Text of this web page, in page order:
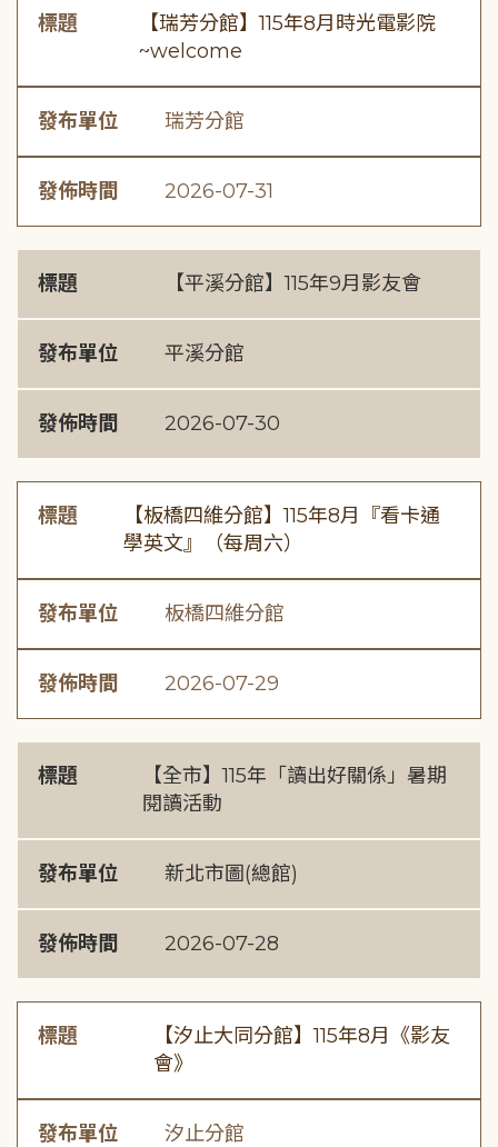
標題
【瑞芳分館】115年8月時光電影院
~welcome
發布單位 瑞芳分館
發佈時間 2026-07-31
標題 【平溪分館】115年9月影友會
發布單位 平溪分館
發佈時間 2026-07-30
標題
【板橋四維分館】115年8月『看卡通
學英文』（每周六）
發布單位 板橋四維分館
發佈時間 2026-07-29
標題
【全市】115年「讀出好關係」暑期
閱讀活動
發布單位 新北市圖(總館)
發佈時間 2026-07-28
標題
【汐止大同分館】115年8月《影友
會》
發布單位 汐止分館